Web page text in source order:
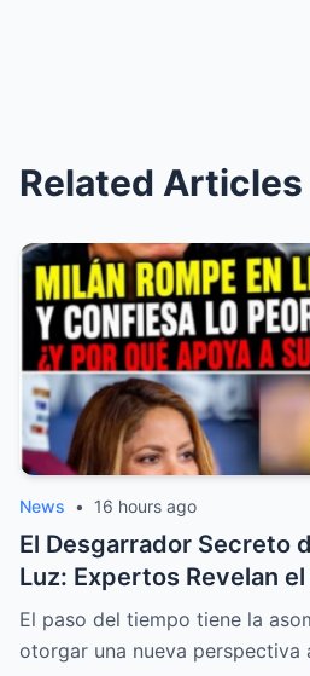
Related Articles
News • 16 hours ago
El Desgarrador Secreto
Luz: Expertos Revelan
en “Acróstico” y la
la Familia de Piqué
El paso del tiempo tiene la
otorgar una nueva perspectiva